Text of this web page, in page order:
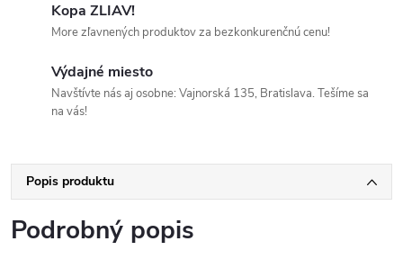
Kopa ZLIAV!
More zľavnených produktov za bezkonkurenčnú cenu!
Výdajné miesto
Navštívte nás aj osobne: Vajnorská 135, Bratislava. Tešíme sa
na vás!
Popis produktu
Podrobný popis